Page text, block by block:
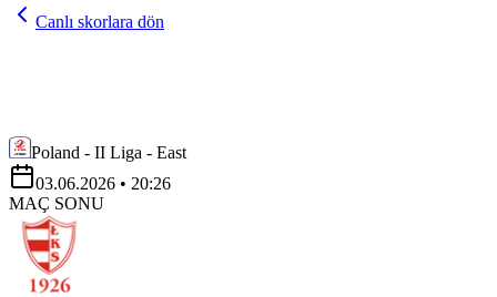
Canlı skorlara dön
Poland - II Liga - East
03.06.2026 • 20:26
MAÇ SONU